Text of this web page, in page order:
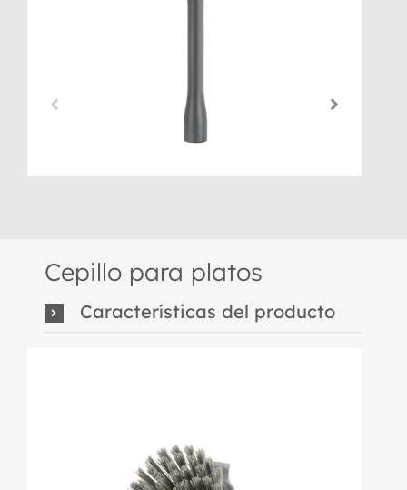
Cepillo para platos
Características del producto